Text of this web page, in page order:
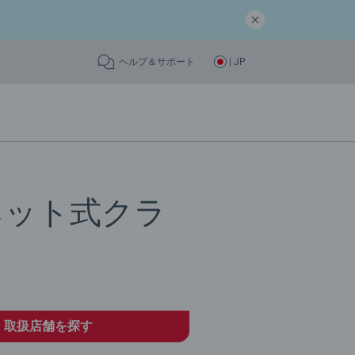
ヘルプ＆サポート | JP
ト式クラ
取扱店舗を探す